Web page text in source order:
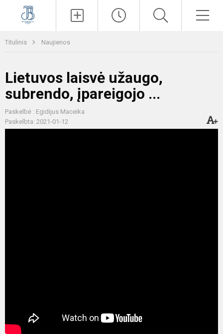
Titulinis Naujienos
Lietuvos laisvė užaugo,
subrendo, įpareigojo ...
Paskelbė : Egidijus Maceika
Paskelbta: 2021-01-12